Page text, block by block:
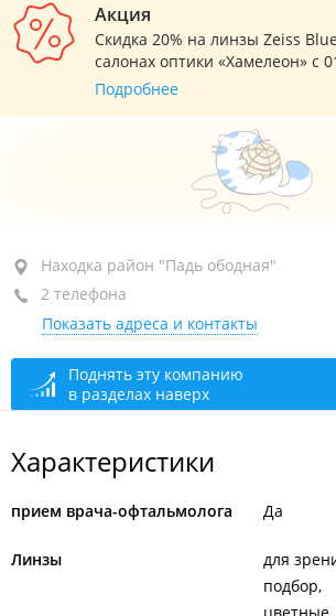
Акция
Скидка 20% на линзы Zeiss
салонах оптики «Хамелеон» с
Подробнее
Находка, район "Падь ободная", ул.
+7 (4236) 77-55-82
+7 984 142-55-15отдел качества
закрыто, откроется в 10:00
Находка район "Падь ободная"
2 телефона
Показать адреса и контакты
Поднять эту компанию
в разделах наверх
Характеристики
прием врача-офтальмолога Да
Линзы
для
подбор